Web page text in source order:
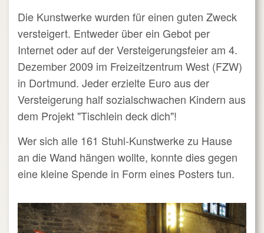
Die Kunstwerke wurden für einen guten Zweck
versteigert. Entweder über ein Gebot per
Internet oder auf der Versteigerungsfeier am 4.
Dezember 2009 im Freizeitzentrum West (FZW)
in Dortmund. Jeder erzielte Euro aus der
Versteigerung half sozialschwachen Kindern aus
dem Projekt "Tischlein deck dich"!
Wer sich alle 161 Stuhl-Kunstwerke zu Hause
an die Wand hängen wollte, konnte dies gegen
eine kleine Spende in Form eines Posters tun.